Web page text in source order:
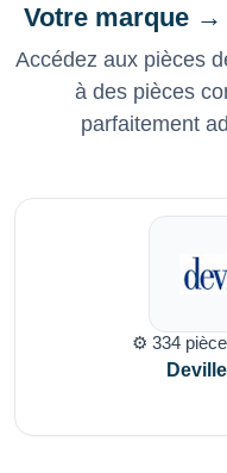
Votre marque
Accédez aux pièces
à des pièces
parfaitement
⚙️ 334